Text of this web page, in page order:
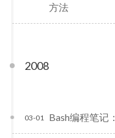
方法
2008
Bash编程笔记
03-01